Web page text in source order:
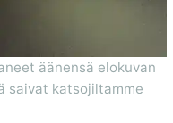
äänensä elokuvan
saivat katsojiltamme